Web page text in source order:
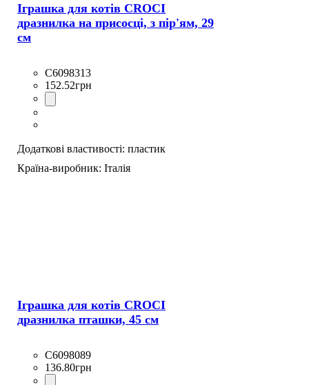
Іграшка для котів CROCI
дразнилка на присосці, з пір'ям, 29
см
C6098313
152.52грн
Додаткові властивості: пластик
Країна-виробник: Італія
Іграшка для котів CROCI
дразнилка пташки, 45 см
C6098089
136.80грн